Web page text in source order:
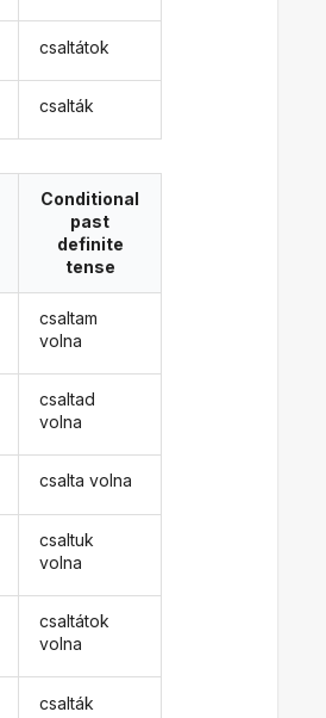
csaltátok
csalták
Conditional
past
definite
tense
csaltam
volna
csaltad
volna
csalta volna
csaltuk
volna
csaltátok
volna
csalták